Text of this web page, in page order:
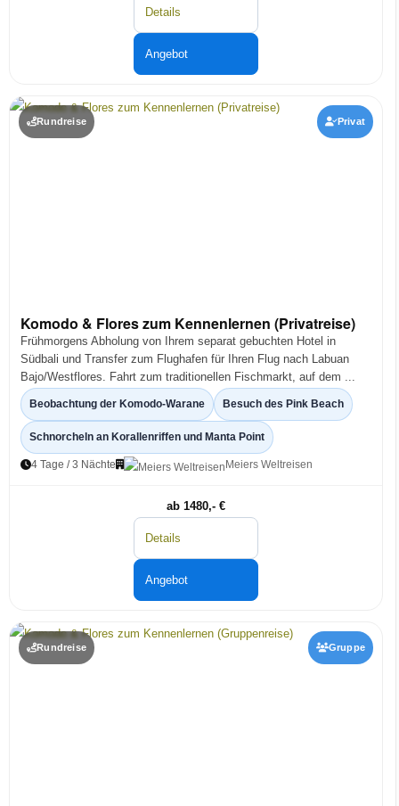
Details
Angebot
Rundreise Privat
Komodo & Flores zum Kennenlernen (Privatreise)
Frühmorgens Abholung von Ihrem separat gebuchten Hotel in
Südbali und Transfer zum Flughafen für Ihren Flug nach Labuan
Bajo/Westflores. Fahrt zum traditionellen Fischmarkt, auf dem ...
Beobachtung der Komodo-Warane Besuch des Pink Beach
Schnorcheln an Korallenriffen und Manta Point
4 Tage / 3 Nächte Meiers Weltreisen
ab 1480,- €
Details
Angebot
Rundreise Gruppe